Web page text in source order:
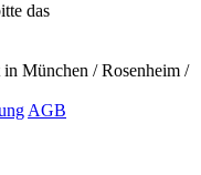
das
München / Rosenheim /
AGB